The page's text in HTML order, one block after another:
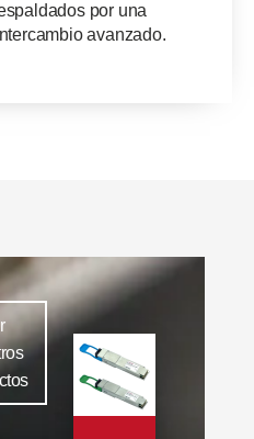
por una
avanzado.